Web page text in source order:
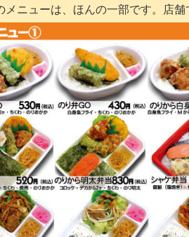
メニューは、ほんの一部です。店